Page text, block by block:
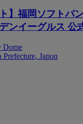
】福岡ソフトバ
ンイーグルス 公
Dome
Japon